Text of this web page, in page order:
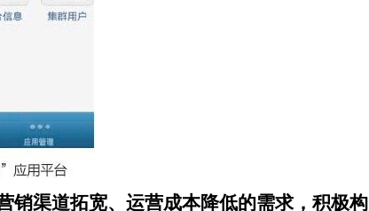
销渠道拓宽、运营成本降低的需求，积极构